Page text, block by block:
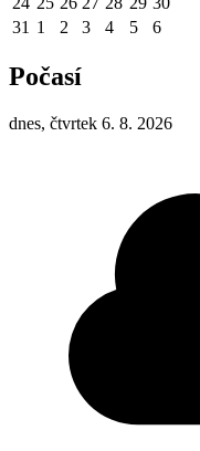
31 1 2 3 4 5 6
Počasí
dnes, čtvrtek 6. 8. 2026